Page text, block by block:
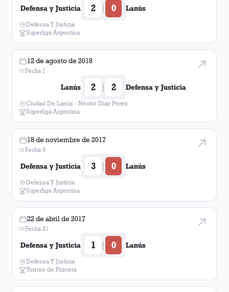
Defensa y Justicia 2 | 0 Lanús
Defensa Y Justicia
Superliga Argentina
12 de agosto de 2018
Fecha 1
Lanús 2 | 2 Defensa y Justicia
Ciudad De Lanús - Néstor Diaz Pérez
Superliga Argentina
18 de noviembre de 2017
Fecha 9
Defensa y Justicia 3 | 0 Lanús
Defensa Y Justicia
Superliga Argentina
22 de abril de 2017
Fecha 21
Defensa y Justicia 1 | 0 Lanús
Defensa Y Justicia
Torneo de Primera